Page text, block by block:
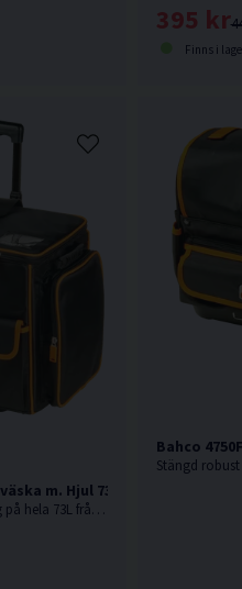
395 kr
Finns i
m. Hjul 73L
Verktygsväska med hjul och handtag på hela 73L från Bahco.
Bahco